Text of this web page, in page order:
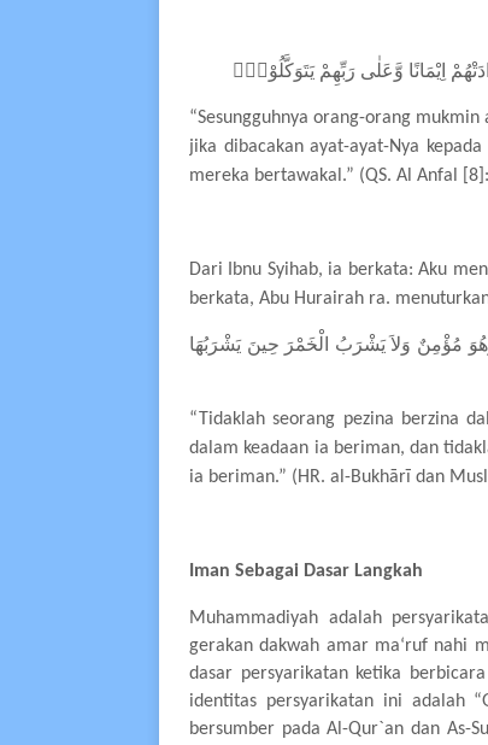
اِيْمَانًا وَّعَلٰى رَبِّهِمْ يَتَوَكَّلُوْنَۙ
“Sesungguhnya orang-orang
jika dibacakan ayat-ayat-Nya
mereka bertawakal.” (QS. Al Anfal
Dari Ibnu Syihab, ia berkata: Aku
berkata, Abu Hurairah ra.
مُؤْمِنٌ وَلاَ يَشْرَبُ الْخَمْرَ حِينَ يَشْرَبُهَا
“Tidaklah seorang pezina berzina
dalam keadaan ia beriman, dan
ia beriman.” (HR. al-Bukhārī dan
Iman Sebagai Dasar Langkah
Muhammadiyah adalah
gerakan dakwah amar ma‘ruf nahi
dasar persyarikatan ketika
identitas persyarikatan ini adalah
bersumber pada Al-Qur`an dan As-